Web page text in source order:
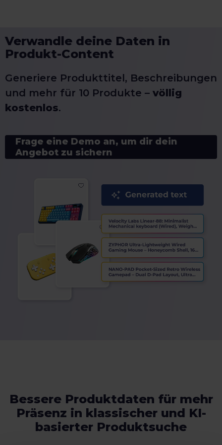
Verwandle deine Daten in
Produkt-Content
Generiere Produkttitel, Beschreibungen
und mehr für 10 Produkte – völlig
kostenlos.
Frage eine Demo an, um dir dein
Angebot zu sichern
Bessere Produktdaten für mehr
Präsenz in klassischer und KI-
basierter Produktsuche